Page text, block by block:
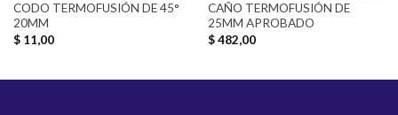
CODO TERMOFUSIÓN DE 45°
20MM
$11,00
CAÑO TERMOFUSIÓN DE
25MM APROBADO
$482,00